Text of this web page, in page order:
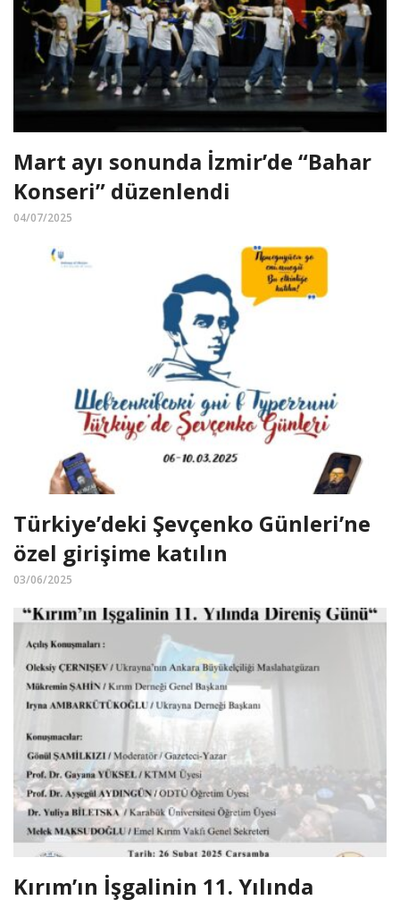
Mart ayı sonunda İzmir’de “Bahar
Konseri” düzenlendi
04/07/2025
Türkiye’deki Şevçenko Günleri’ne
özel girişime katılın
03/06/2025
Kırım’ın İşgalinin 11. Yılında